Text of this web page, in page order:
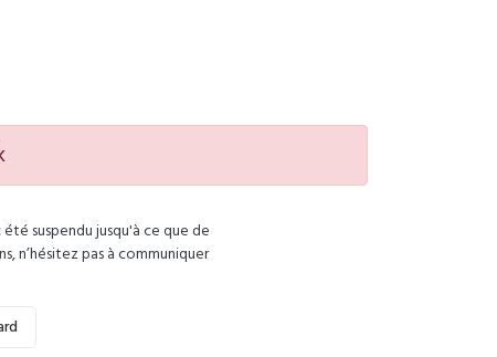
suspendu jusqu'à ce que de
n’hésitez pas à communiquer